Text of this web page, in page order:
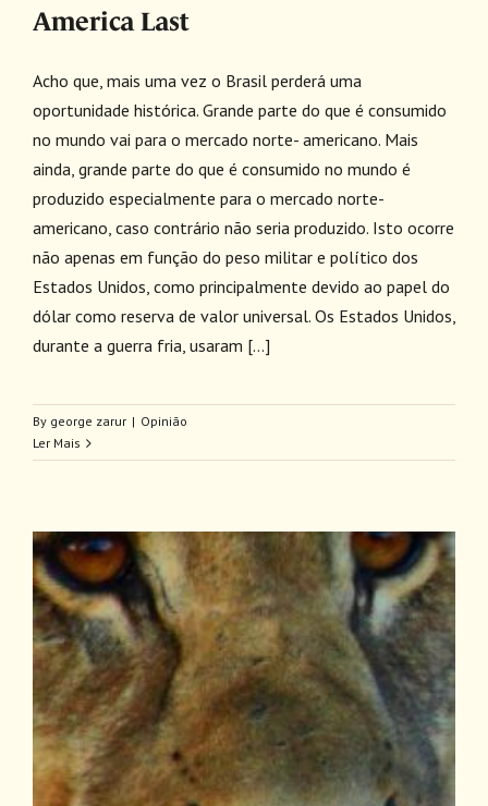
America Last
Acho que, mais uma vez o Brasil perderá uma
oportunidade histórica. Grande parte do que é consumido
no mundo vai para o mercado norte- americano. Mais
ainda, grande parte do que é consumido no mundo é
produzido especialmente para o mercado norte-
americano, caso contrário não seria produzido. Isto ocorre
não apenas em função do peso militar e político dos
Estados Unidos, como principalmente devido ao papel do
dólar como reserva de valor universal. Os Estados Unidos,
durante a guerra fria, usaram [...]
By george zarur | Opinião
Ler Mais